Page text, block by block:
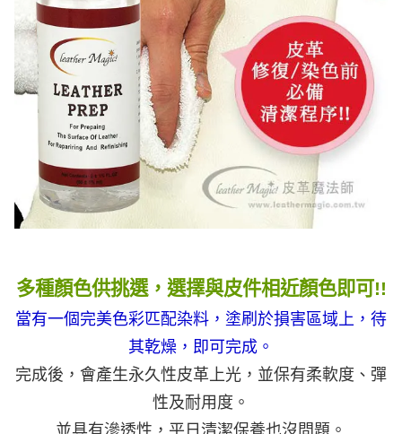
多種顏色供挑選，選擇與皮件相近顏色即可!!
當有一個完美色彩匹配染料，塗刷於損害區域上，待
其乾燥，即可完成 。
完成後，會產生永久性皮革上光，並保有柔軟度、彈
性及耐用度。
並具有滲透性，平日清潔保養也沒問題。